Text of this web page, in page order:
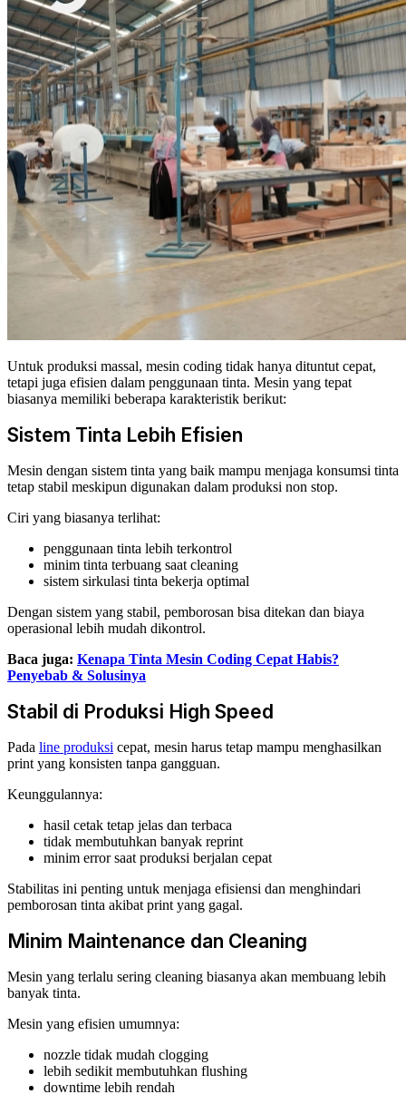
Untuk produksi massal, mesin coding tidak hanya dituntut cepat,
tetapi juga efisien dalam penggunaan tinta. Mesin yang tepat
biasanya memiliki beberapa karakteristik berikut:
Sistem Tinta Lebih Efisien
Mesin dengan sistem tinta yang baik mampu menjaga konsumsi tinta
tetap stabil meskipun digunakan dalam produksi non stop.
Ciri yang biasanya terlihat:
penggunaan tinta lebih terkontrol
minim tinta terbuang saat cleaning
sistem sirkulasi tinta bekerja optimal
Dengan sistem yang stabil, pemborosan bisa ditekan dan biaya
operasional lebih mudah dikontrol.
Baca juga: Kenapa Tinta Mesin Coding Cepat Habis?
Penyebab & Solusinya
Stabil di Produksi High Speed
Pada line produksi cepat, mesin harus tetap mampu menghasilkan
print yang konsisten tanpa gangguan.
Keunggulannya:
hasil cetak tetap jelas dan terbaca
tidak membutuhkan banyak reprint
minim error saat produksi berjalan cepat
Stabilitas ini penting untuk menjaga efisiensi dan menghindari
pemborosan tinta akibat print yang gagal.
Minim Maintenance dan Cleaning
Mesin yang terlalu sering cleaning biasanya akan membuang lebih
banyak tinta.
Mesin yang efisien umumnya:
nozzle tidak mudah clogging
lebih sedikit membutuhkan flushing
downtime lebih rendah